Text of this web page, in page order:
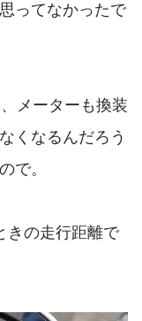
ってなかったで
メーターも換装
くなるんだろう
で。
きの走行距離で